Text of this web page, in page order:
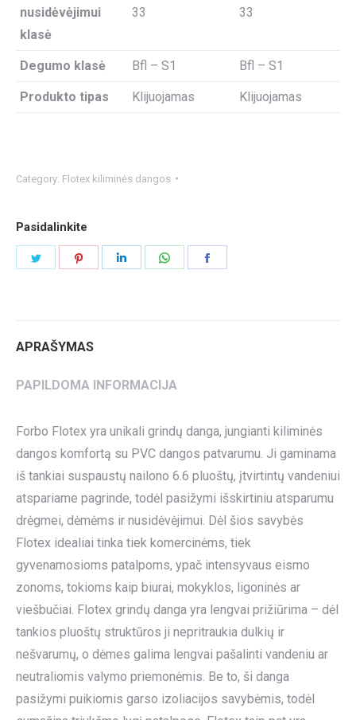
nusidėvėjimui
klasė
33 33
Degumo klasė Bfl – S1 Bfl – S1
Produkto tipas Klijuojamas Klijuojamas
Category: Flotex kiliminės dangos
Pasidalinkite
APRAŠYMAS
PAPILDOMA INFORMACIJA
Forbo Flotex yra unikali grindų danga, jungianti kiliminės
dangos komfortą su PVC dangos patvarumu. Ji gaminama
iš tankiai suspaustų nailono 6.6 pluoštų, įtvirtintų vandeniui
atspariame pagrinde, todėl pasižymi išskirtiniu atsparumu
drėgmei, dėmėms ir nusidėvėjimui. Dėl šios savybės
Flotex idealiai tinka tiek komercinėms, tiek
gyvenamosioms patalpoms, ypač intensyvaus eismo
zonoms, tokioms kaip biurai, mokyklos, ligoninės ar
viešbučiai. Flotex grindų danga yra lengvai prižiūrima – dėl
tankios pluoštų struktūros ji nepritraukia dulkių ir
nešvarumų, o dėmes galima lengvai pašalinti vandeniu ar
neutraliomis valymo priemonėmis. Be to, ši danga
pasižymi puikiomis garso izoliacijos savybėmis, todėl